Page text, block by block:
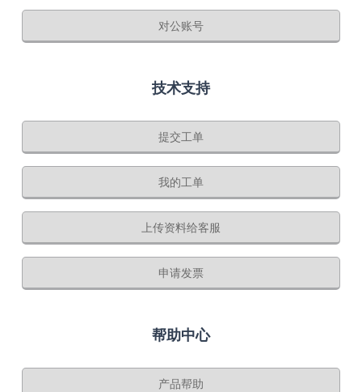
对公账号
技术支持
提交工单
我的工单
上传资料给客服
申请发票
帮助中心
产品帮助